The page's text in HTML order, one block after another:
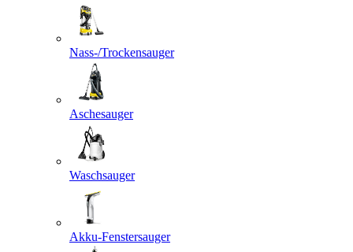
Nass-/Trockensauger
Aschesauger
Waschsauger
Akku-Fenstersauger